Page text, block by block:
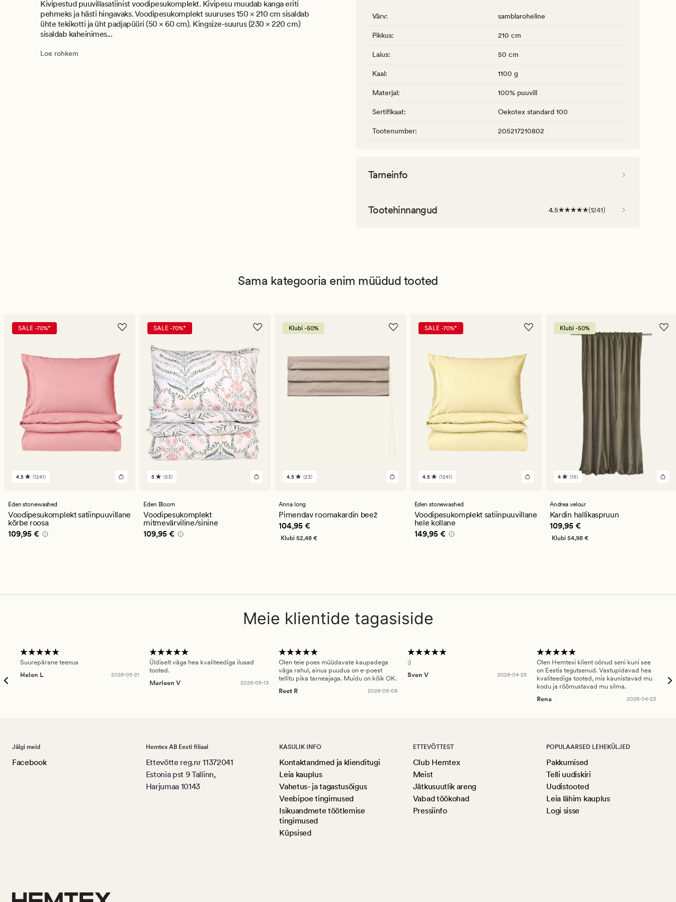
Kivipestud puuvillasatiinist voodipesukomplekt. Kivipesu muudab kanga eriti
pehmeks ja hästi hingavaks. Voodipesukomplekt suuruses 150 × 210 cm sisaldab
ühte tekikotti ja üht padjapüüri (50 × 60 cm). Kingsize-suurus (230 × 220 cm)
sisaldab kaheinimes...
Loe rohkem
Värv: samblaroheline
Pikkus: 210 cm
Laius: 50 cm
Kaal: 1100 g
Materjal: 100% puuvill
Sertifikaat: Oekotex standard 100
Tootenumber: 205217210802
Tarneinfo
Tootehinnangud 4.5 (1241)
Sama kategooria enim müüdud tooted
SALE -70%*
1241
hinnanguga
4.5
4.5 (1241)
Eden stonewashed
Voodipesukomplekt satiinpuuvillane
kõrbe roosa
Pris_ee 109,95 €
109,95 €
SALE -70%*
53
hinnanguga
5
5 (53)
Eden Bloom
Voodipesukomplekt
mitmevärviline/sinine
Pris_ee 109,95 €
109,95 €
Klubi -50%
23
hinnanguga
4.5
4.5 (23)
Anna long
Pimendav roomakardin beež
Pris_ee 104,95 €
104,95 €
Klubi52,48 €
SALE -70%*
1241
hinnanguga
4.5
4.5 (1241)
Eden stonewashed
Voodipesukomplekt satiinpuuvillane
hele kollane
Pris_ee 149,95 €
149,95 €
Klubi -50%
15
hinnanguga
4
4 (15)
Andrea velour
Kardin hallikaspruun
Pris_ee 109,95 €
109,95 €
Klubi 54,98 €
Meie klientide tagasiside
Suurepärane teenus
Helen L
2026-05-21
Üldiselt väga hea kvaliteediga ilusad
tooted.
Marleen V
2026-05-13
Olen teie poes müüdavate kaupadega
väga rahul, ainus puudus on e-poest
tellitu pika tarneajaga. Muidu on kõik OK.
Reet R
2026-05-08
:)
Sven V
2026-04-25
Olen Hemtexi klient oönud seni kuni see
on Eestis tegutsenud. Vastupidavad hea
kvaliteediga tooted, mis kaunistavad mu
kodu ja rõõmustavad mu silma.
Rena
2026-04-23
Jälgi meid
Facebook
Hemtex AB Eesti filiaal
Ettevõtte reg.nr 11372041
Estonia pst 9 Tallinn,
Harjumaa 10143
KASULIK INFO
Kontaktandmed ja klienditugi
Leia kauplus
Vahetus- ja tagastusõigus
Veebipoe tingimused
Isikuandmete töötlemise
tingimused
Küpsised
ETTEVÕTTEST
Club Hemtex
Meist
Jätkusuutlik areng
Vabad töökohad
Pressiinfo
POPULAARSED LEHEKÜLJED
Pakkumised
Telli uudiskiri
Uudistooted
Leia lähim kauplus
Logi sisse